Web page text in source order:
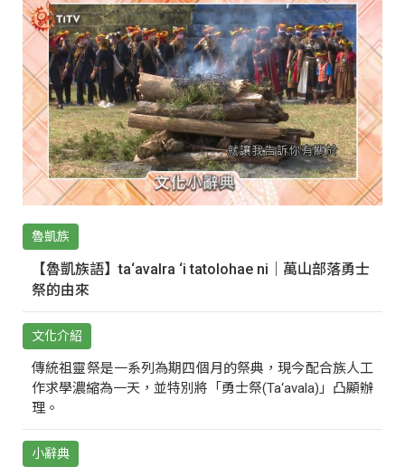
魯凱族
【魯凱族語】ta‘avalra ‘i tatolohae ni｜萬山部落勇士
祭的由來
文化介紹
傳統祖靈祭是一系列為期四個月的祭典，現今配合族人工
作求學濃縮為一天，並特別將「勇士祭(Ta‘avala)」凸顯辦
理。
小辭典